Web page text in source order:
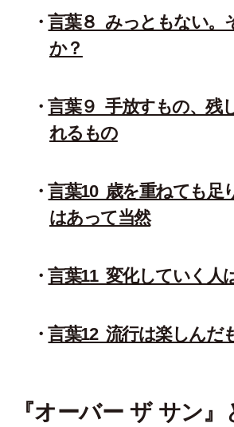
言葉８_みっともない。
か？
言葉９_手放すもの、残
れるもの
言葉10_歳を重ねても足
はあって当然
言葉11_変化していく人
言葉12_流行は楽しんだ
『オーバー ザ サン